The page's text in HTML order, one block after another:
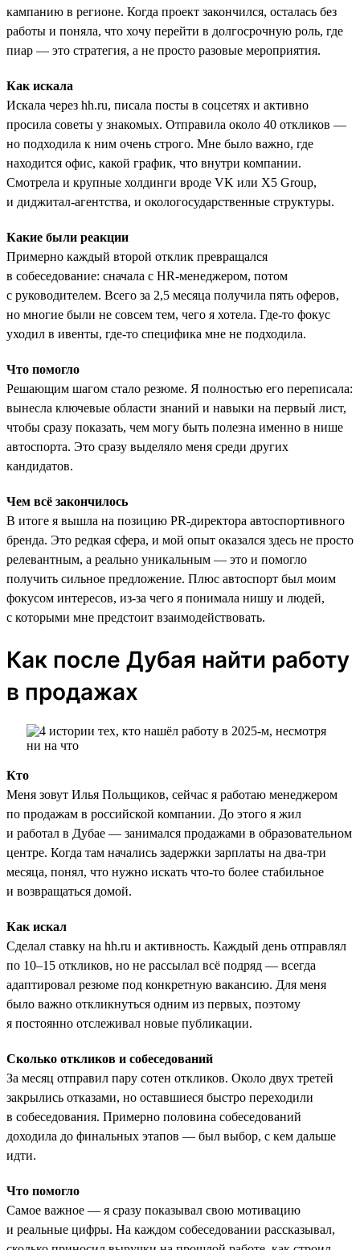
кампанию в регионе. Когда проект закончился, осталась без
работы и поняла, что хочу перейти в долгосрочную роль, где
пиар — это стратегия, а не просто разовые мероприятия.
Как искала
Искала через hh.ru, писала посты в соцсетях и активно
просила советы у знакомых. Отправила около 40 откликов —
но подходила к ним очень строго. Мне было важно, где
находится офис, какой график, что внутри компании.
Смотрела и крупные холдинги вроде VK или X5 Group,
и диджитал-агентства, и окологосударственные структуры.
Какие были реакции
Примерно каждый второй отклик превращался
в собеседование: сначала с HR-менеджером, потом
с руководителем. Всего за 2,5 месяца получила пять оферов,
но многие были не совсем тем, чего я хотела. Где-то фокус
уходил в ивенты, где-то специфика мне не подходила.
Что помогло
Решающим шагом стало резюме. Я полностью его переписала:
вынесла ключевые области знаний и навыки на первый лист,
чтобы сразу показать, чем могу быть полезна именно в нише
автоспорта. Это сразу выделяло меня среди других
кандидатов.
Чем всё закончилось
В итоге я вышла на позицию PR-директора автоспортивного
бренда. Это редкая сфера, и мой опыт оказался здесь не просто
релевантным, а реально уникальным — это и помогло
получить сильное предложение. Плюс автоспорт был моим
фокусом интересов, из-за чего я понимала нишу и людей,
с которыми мне предстоит взаимодействовать.
Как после Дубая найти работу
в продажах
Кто
Меня зовут Илья Польщиков, сейчас я работаю менеджером
по продажам в российской компании. До этого я жил
и работал в Дубае — занимался продажами в образовательном
центре. Когда там начались задержки зарплаты на два-три
месяца, понял, что нужно искать что-то более стабильное
и возвращаться домой.
Как искал
Сделал ставку на hh.ru и активность. Каждый день отправлял
по 10–15 откликов, но не рассылал всё подряд — всегда
адаптировал резюме под конкретную вакансию. Для меня
было важно откликнуться одним из первых, поэтому
я постоянно отслеживал новые публикации.
Сколько откликов и собеседований
За месяц отправил пару сотен откликов. Около двух третей
закрылись отказами, но оставшиеся быстро переходили
в собеседования. Примерно половина собеседований
доходила до финальных этапов — был выбор, с кем дальше
идти.
Что помогло
Самое важное — я сразу показывал свою мотивацию
и реальные цифры. На каждом собеседовании рассказывал,